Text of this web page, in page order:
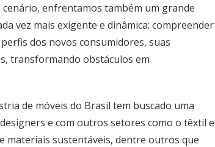
cenário, enfrentamos também um grande
vez mais exigente e dinâmica: compreender
dos novos consumidores, suas
transformando obstáculos em
de móveis do Brasil tem buscado uma
e com outros setores como o têxtil e
materiais sustentáveis, dentre outros que